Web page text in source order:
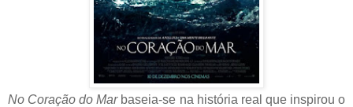
No Coração do Marbaseia-se na história real que inspirou o